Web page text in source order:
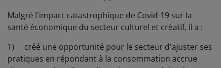
Malgré l'impact catastrophique de Covid-19 sur la
santé économique du secteur culturel et créatif, il a :
1) créé une opportunité pour le secteur d'ajuster ses
pratiques en répondant à la consommation accrue